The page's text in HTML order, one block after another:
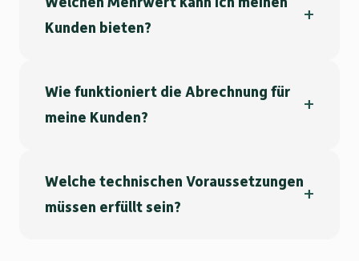
Kunden bieten?
Wie funktioniert die Abrechnung für
meine Kunden?
Welche technischen Voraussetzungen
müssen erfüllt sein?